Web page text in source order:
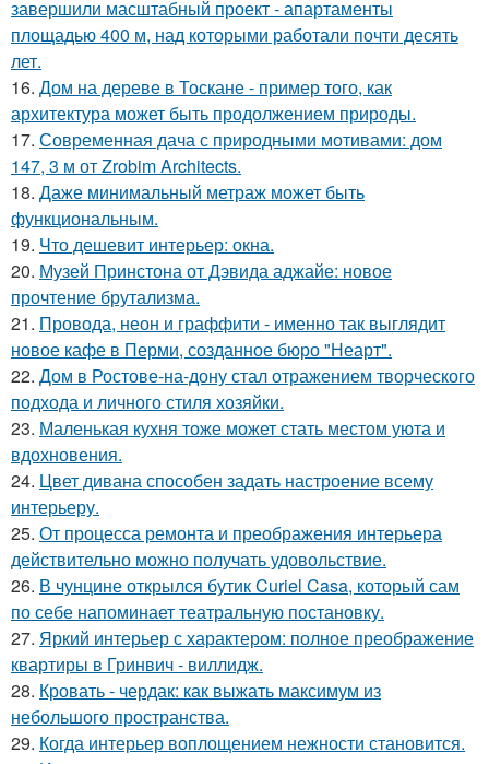
завершили масштабный проект - апартаменты
площадью 400 м, над которыми работали почти десять
лет.
16. Дом на дереве в Тоскане - пример того, как
архитектура может быть продолжением природы.
17. Современная дача с природными мотивами: дом
147, 3 м от Zrobim Architects.
18. Даже минимальный метраж может быть
функциональным.
19. Что дешевит интерьер: окна.
20. Музей Принстона от Дэвида аджайе: новое
прочтение брутализма.
21. Провода, неон и граффити - именно так выглядит
новое кафе в Перми, созданное бюро "Неарт".
22. Дом в Ростове-на-дону стал отражением творческого
подхода и личного стиля хозяйки.
23. Маленькая кухня тоже может стать местом уюта и
вдохновения.
24. Цвет дивана способен задать настроение всему
интерьеру.
25. От процесса ремонта и преображения интерьера
действительно можно получать удовольствие.
26. В чунцине открылся бутик Curiel Casa, который сам
по себе напоминает театральную постановку.
27. Яркий интерьер с характером: полное преображение
квартиры в Гринвич - виллидж.
28. Кровать - чердак: как выжать максимум из
небольшого пространства.
29. Когда интерьер воплощением нежности становится.